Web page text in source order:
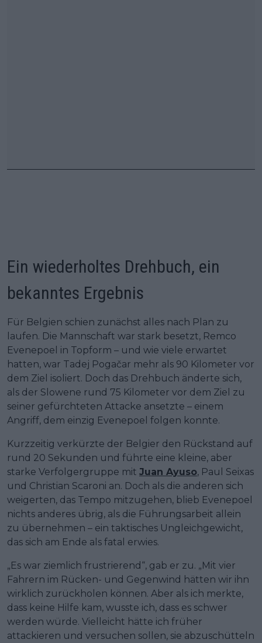
Ein wiederholtes Drehbuch, ein
bekanntes Ergebnis
Für Belgien schien zunächst alles nach Plan zu
laufen. Die Mannschaft war stark besetzt, Remco
Evenepoel in Topform – und wie viele erwartet
hatten, war Tadej Pogačar mehr als 90 Kilometer vor
dem Ziel isoliert. Doch das Drehbuch änderte sich,
als der Slowene rund 75 Kilometer vor dem Ziel zu
seiner gefürchteten Attacke ansetzte – einem
Angriff, dem einzig Evenepoel folgen konnte.
Kurzzeitig verkürzte der Belgier den Rückstand auf
rund 20 Sekunden und führte eine kleine, aber
starke Verfolgergruppe mit Juan Ayuso, Paul Seixas
und Christian Scaroni an. Doch als die anderen sich
weigerten, das Tempo mitzugehen, blieb Evenepoel
nichts anderes übrig, als die Führungsarbeit allein
zu übernehmen – ein taktisches Ungleichgewicht,
das sich am Ende als fatal erwies.
„Es war ziemlich frustrierend“, gab er zu. „Mit vier
Fahrern im Rücken- und Gegenwind hätten wir ihn
wirklich zurückholen können. Aber als ich merkte,
dass keine Hilfe kam, wusste ich, dass es schwer
werden würde. Vielleicht hätte ich früher
attackieren und versuchen sollen, sie abzuschütteln